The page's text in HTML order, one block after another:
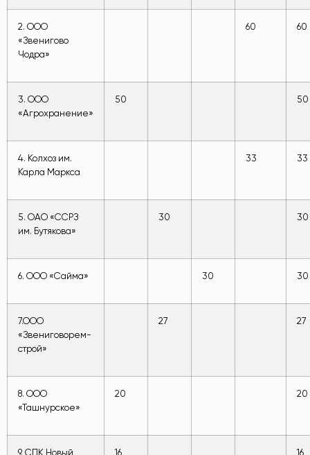
2. ООО
«Звенигово
Чодра»
60 60
3. ООО
«Агрохранение»
50 50
4. Колхоз им.
Карла Маркса
33 33
5. ОАО «ССРЗ
им. Бутякова»
30 30
6. ООО «Сайма» 30 30
7.ООО
«Звениговорем-
строй»
27 27
8. ООО
«Ташнурское»
20 20
9. СПК Новый 16 16